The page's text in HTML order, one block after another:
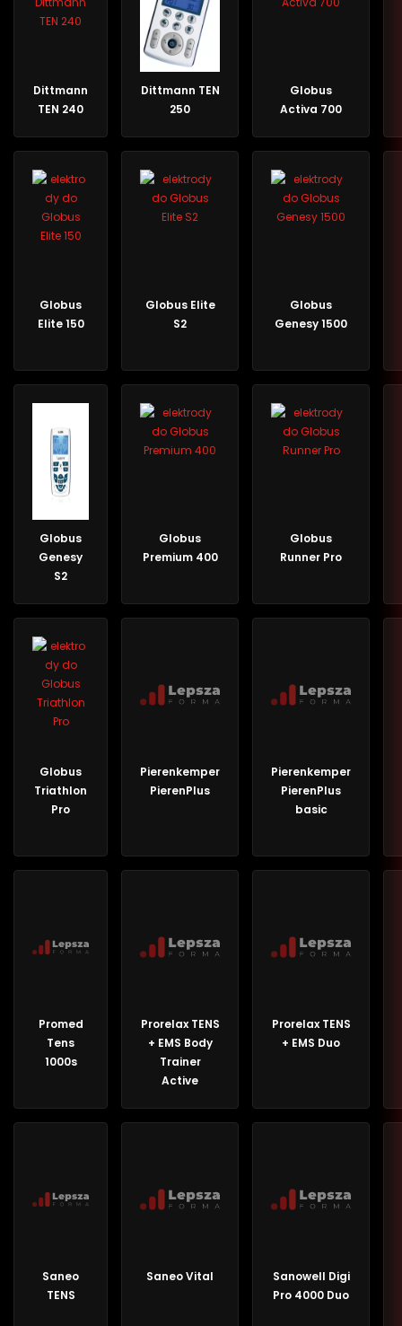
Dittmann
TEN 240
Dittmann TEN
250
Globus
Activa 700
Globus
Elite 150
Globus Elite
S2
Globus
Genesy 1500
Globus
Genesy
S2
Globus
Premium 400
Globus
Runner Pro
Globus
Triathlon
Pro
Pierenkemper
PierenPlus
Pierenkemper
PierenPlus
basic
Promed
Tens
1000s
Prorelax TENS
+ EMS Body
Trainer
Active
Prorelax TENS
+ EMS Duo
Saneo
TENS
Saneo Vital
Sanowell Digi
Pro 4000 Duo